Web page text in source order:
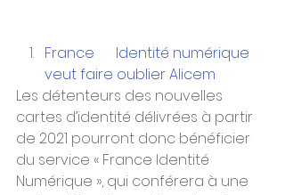
France      Identité numérique
veut faire oublier Alicem
Les détenteurs des nouvelles
cartes d’identité délivrées à partir
de 2021 pourront donc bénéficier
du service « France Identité
Numérique », qui conférera à une